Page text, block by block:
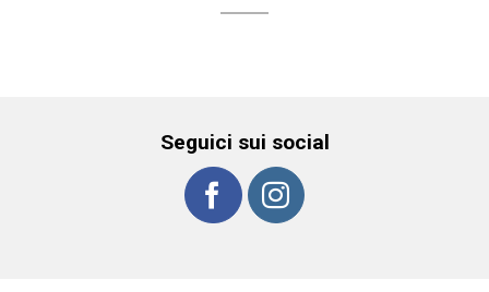
Seguici sui social